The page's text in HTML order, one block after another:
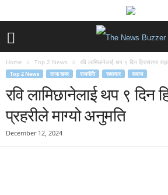
Home Top 2 News रवि लामिछानेलाई थप ९ दिन हिरासतमा
Top 2 News ताजा खबर राजनीति समाचार समाज
रवि लामिछानेलाई थप ९ दिन
प्रहरीले माग्यो अनुमति
December 12, 2024